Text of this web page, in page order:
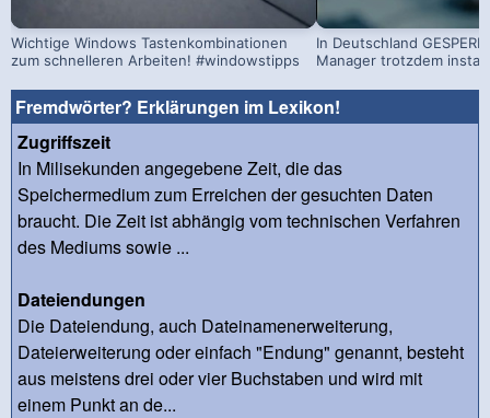
Wichtige Windows Tastenkombinationen
zum schnelleren Arbeiten! #windowstipps
In Deutschland
Manager trotzdem
Fremdwörter? Erklärungen im Lexikon!
Zugriffszeit
In Milisekunden angegebene Zeit, die das
Speichermedium zum Erreichen der gesuchten Daten
braucht. Die Zeit ist abhängig vom technischen Verfahren
des Mediums sowie ...
Dateiendungen
Die Dateiendung, auch Dateinamenerweiterung,
Dateierweiterung oder einfach "Endung" genannt, besteht
aus meistens drei oder vier Buchstaben und wird mit
einem Punkt an de...